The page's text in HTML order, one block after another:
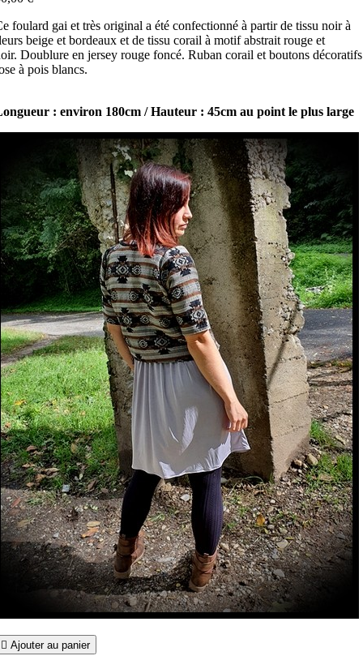
foulard gai et très original a été confectionné à partir de tissu noir à
beige et bordeaux et de tissu corail à motif abstrait rouge et
Doublure en jersey rouge foncé. Ruban corail et boutons décoratifs
à pois blancs.
: environ 180cm / Hauteur : 45cm au point le plus large
 Ajouter au panier